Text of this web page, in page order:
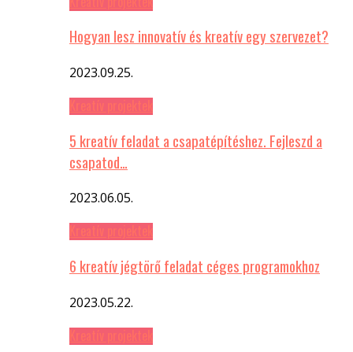
Hogyan lesz innovatív és kreatív egy szervezet?
2023.09.25.
5 kreatív feladat a csapatépítéshez. Fejleszd a
csapatod…
2023.06.05.
6 kreatív jégtörő feladat céges programokhoz
2023.05.22.